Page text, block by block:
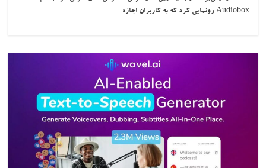
Audiobox رونمایی کرد که به کاربران اجازه